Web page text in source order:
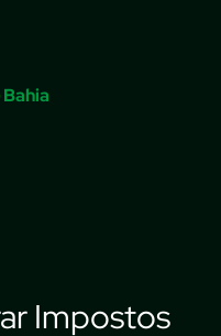
Impostos